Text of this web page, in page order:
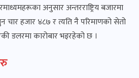
अनुसार अन्तरराष्ट्रिय बजारमा
हजार ४८७ र त्यति नै परिमाणको सेतो
डलरमा कारोबार भइरहेको छ ।